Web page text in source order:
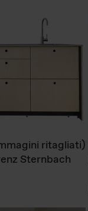
ritagliati)
Sternbach